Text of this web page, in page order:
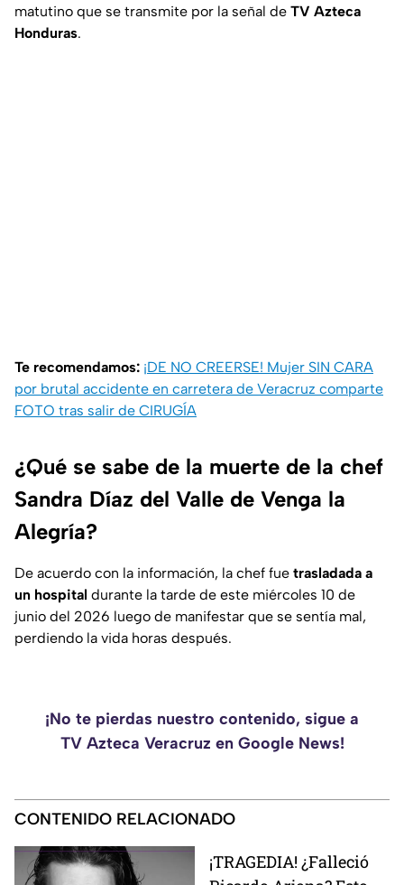
matutino que se transmite por la señal de TV Azteca
Honduras.
Te recomendamos: ¡DE NO CREERSE! Mujer SIN CARA
por brutal accidente en carretera de Veracruz comparte
FOTO tras salir de CIRUGÍA
¿Qué se sabe de la muerte de la chef
Sandra Díaz del Valle de Venga la
Alegría?
De acuerdo con la información, la chef fue trasladada a
un hospital durante la tarde de este miércoles 10 de
junio del 2026 luego de manifestar que se sentía mal,
perdiendo la vida horas después.
¡No te pierdas nuestro contenido, sigue a
TV Azteca Veracruz en Google News!
CONTENIDO RELACIONADO
¡TRAGEDIA! ¿Falleció